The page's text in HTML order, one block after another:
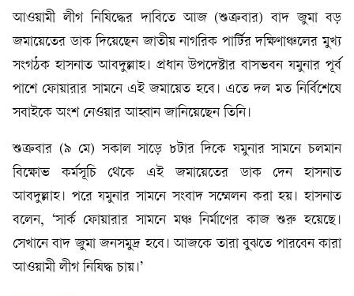
আওয়ামী লীগ নিষিদ্ধের দাবিতে আজ (শুক্রবার) বাদ জুমা বড়
জমায়েতের ডাক দিয়েছেন জাতীয় নাগরিক পার্টির দক্ষিণাঞ্চলের মুখ্য
সংগঠক হাসনাত আবদুল্লাহ। প্রধান উপদেষ্টার বাসভবন যমুনার পূর্ব
পাশে ফোয়ারার সামনে এই জমায়েত হবে। এতে দল মত নির্বিশেষে
সবাইকে অংশ নেওয়ার আহ্বান জানিয়েছেন তিনি।
শুক্রবার (৯ মে) সকাল সাড়ে ৮টার দিকে যমুনার সামনে চলমান
বিক্ষোভ কর্মসূচি থেকে এই জমায়েতের ডাক দেন হাসনাত
আবদুল্লাহ। পরে যমুনার সামনে সংবাদ সম্মেলন করা হয়। হাসনাত
বলেন, ‘সার্ক ফোয়ারার সামনে মঞ্চ নির্মাণের কাজ শুরু হয়েছে।
সেখানে বাদ জুমা জনসমুদ্র হবে। আজকে তারা বুঝতে পারবেন কারা
আওয়ামী লীগ নিষিদ্ধ চায়।’